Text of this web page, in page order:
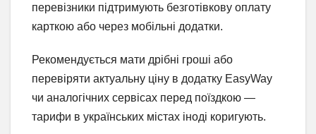
перевізники підтримують безготівкову оплату
карткою або через мобільні додатки.
Рекомендується мати дрібні гроші або
перевіряти актуальну ціну в додатку EasyWay
чи аналогічних сервісах перед поїздкою —
тарифи в українських містах іноді коригують.